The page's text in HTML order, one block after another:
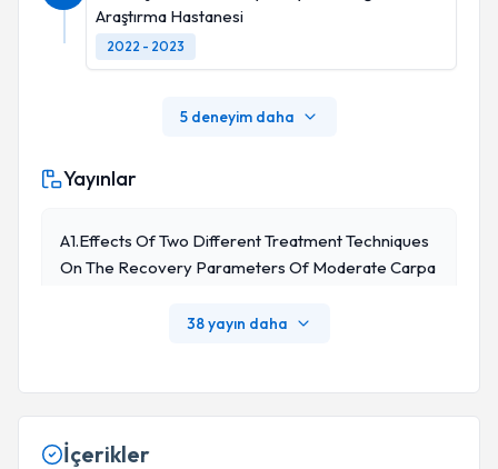
Araştırma Hastanesi
2022 - 2023
5 deneyim daha
Yayınlar
A1.Effects Of Two Different Treatment Techniques
On The Recovery Parameters Of Moderate Carpa
Elik G, Ilik MK J Clin Neurophysiol. 2016 Apr;33(2):16
38 yayın daha
İçerikler